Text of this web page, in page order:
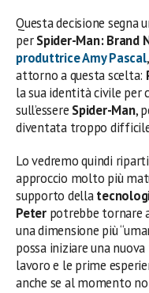
Questa decisione
perSpider-Man: Brand
produttriceAmy Pascal
attorno a questa scelta:
la sua identità civile per
sull’essere Spider-Man,
diventata troppo
Lo vedremo quindi
approccio molto più
supporto della
Peterpotrebbe tornare
una dimensione più
possa iniziare una
lavoro e le prime
anche se al momento